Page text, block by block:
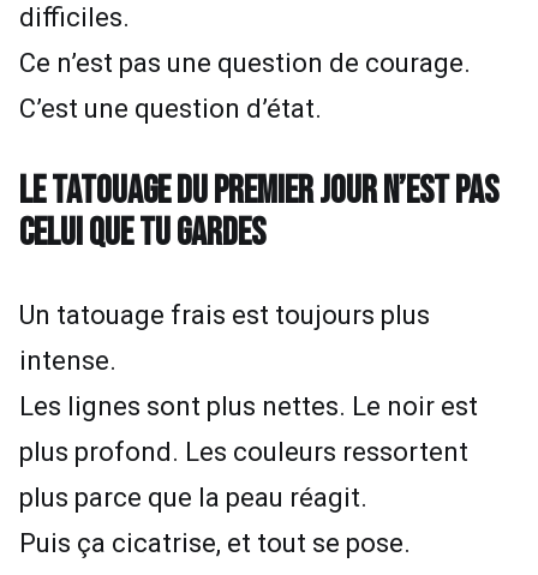
difficiles.
Ce n’est pas une question de courage.
C’est une question d’état.
LE TATOUAGE DU PREMIER JOUR N’EST PAS
CELUI QUE TU GARDES
Un tatouage frais est toujours plus
intense.
Les lignes sont plus nettes. Le noir est
plus profond. Les couleurs ressortent
plus parce que la peau réagit.
Puis ça cicatrise, et tout se pose.